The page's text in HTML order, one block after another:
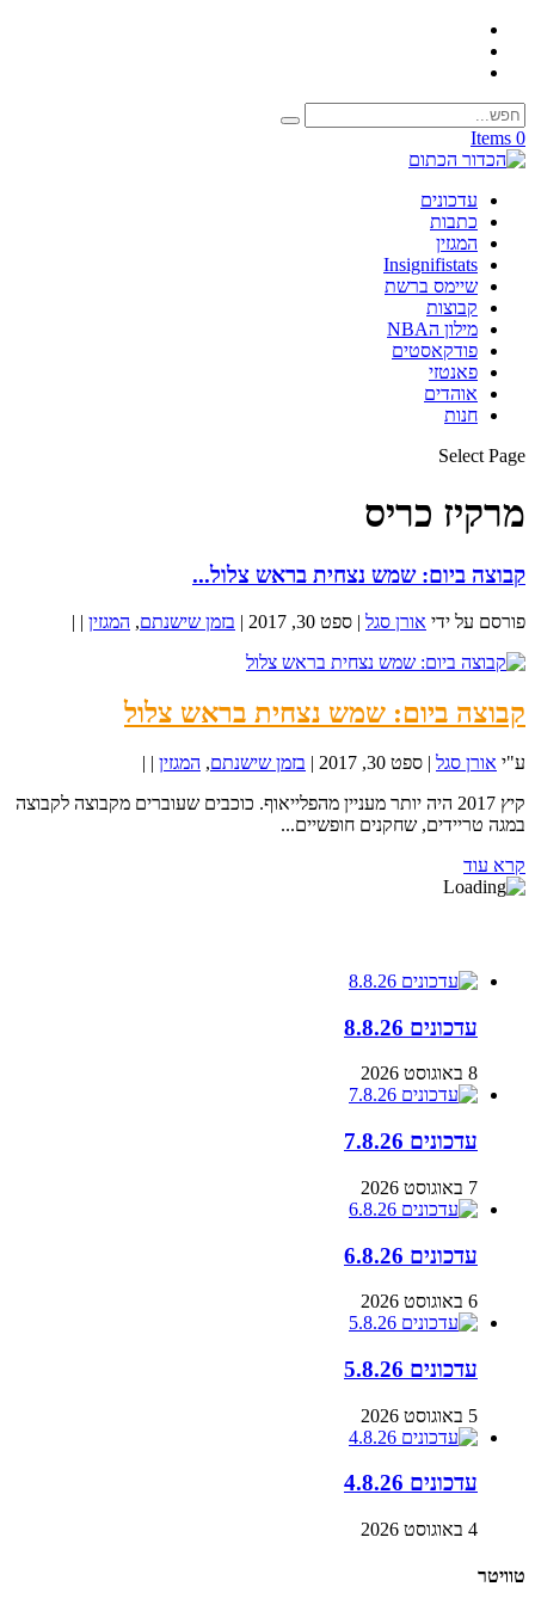
0 Items
עדכונים
כתבות
המגזין
Insignifistats
שיימס ברשת
קבוצות
מילון הNBA
פודקאסטים
פאנטזי
אוהדים
חנות
Select Page
מרקיז כריס
קבוצה ביום: שמש נצחית בראש צלול...
פורסם על ידי אורן סגל | ספט 30, 2017 | בזמן שישנתם, המגזין |
|
קבוצה ביום: שמש נצחית בראש צלול
ע"י אורן סגל | ספט 30, 2017 | בזמן שישנתם, המגזין |
|
קיץ 2017 היה יותר מעניין מהפלייאוף. כוכבים שעוברים מקבוצה לקבוצה
במגה טריידים, שחקנים חופשיים...
קרא עוד
עדכונים 8.8.26
8 באוגוסט 2026
עדכונים 7.8.26
7 באוגוסט 2026
עדכונים 6.8.26
6 באוגוסט 2026
עדכונים 5.8.26
5 באוגוסט 2026
עדכונים 4.8.26
4 באוגוסט 2026
טוויטר